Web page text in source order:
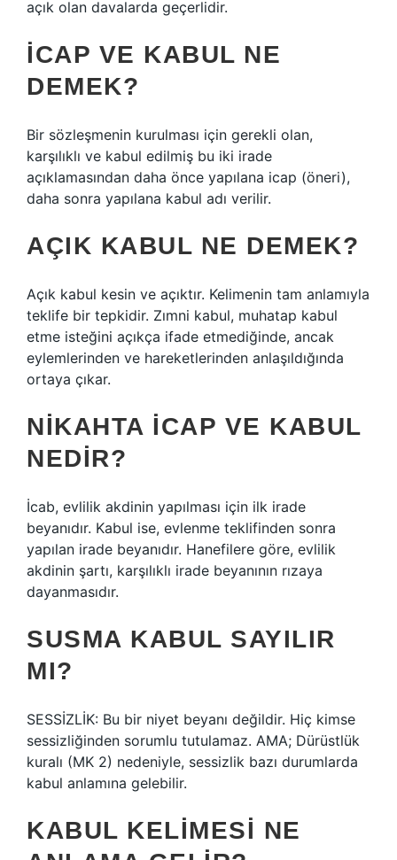
açık olan davalarda geçerlidir.
İCAP VE KABUL NE
DEMEK?
Bir sözleşmenin kurulması için gerekli olan,
karşılıklı ve kabul edilmiş bu iki irade
açıklamasından daha önce yapılana icap (öneri),
daha sonra yapılana kabul adı verilir.
AÇIK KABUL NE DEMEK?
Açık kabul kesin ve açıktır. Kelimenin tam anlamıyla
teklife bir tepkidir. Zımni kabul, muhatap kabul
etme isteğini açıkça ifade etmediğinde, ancak
eylemlerinden ve hareketlerinden anlaşıldığında
ortaya çıkar.
NIKAHTA ICAP VE KABUL
NEDIR?
İcab, evlilik akdinin yapılması için ilk irade
beyanıdır. Kabul ise, evlenme teklifinden sonra
yapılan irade beyanıdır. Hanefilere göre, evlilik
akdinin şartı, karşılıklı irade beyanının rızaya
dayanmasıdır.
SUSMA KABUL SAYILIR
MI?
SESSİZLİK: Bu bir niyet beyanı değildir. Hiç kimse
sessizliğinden sorumlu tutulamaz. AMA; Dürüstlük
kuralı (MK 2) nedeniyle, sessizlik bazı durumlarda
kabul anlamına gelebilir.
KABUL KELIMESI NE